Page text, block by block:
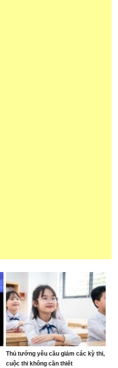
Thủ tướng yêu cầu giảm các kỳ thi,
cuộc thi không cần thiết